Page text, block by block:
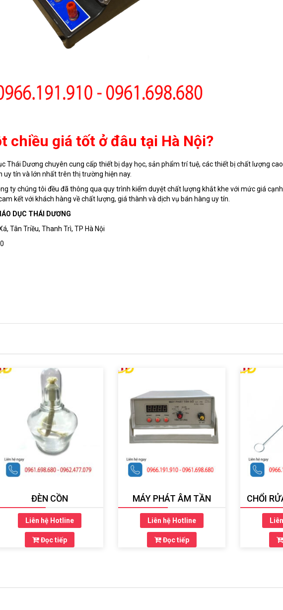
chiều giá tốt ở đâu tại Hà Nội?
Thái Dương chuyên cung cấp thiết bị dạy học, sản phẩm trí tuệ, các thiết bị chất lượng cao
tín và lớn nhất trên thị trường hiện nay.
ty chúng tôi đều đã thông qua quy trình kiểm duyệt chất lượng khắt khe với mức giá cạnh
kết với khách hàng về chất lượng, giá thành và dịch vụ bán hàng uy tín.
DỤC THÁI DƯƠNG
Tân Triều, Thanh Trì, TP Hà Nội
ĐÈN CỒN
Liên hệ Hotline
Đọc tiếp
MÁY PHÁT ÂM TẦN
Liên hệ Hotline
Đọc tiếp
CHỔI